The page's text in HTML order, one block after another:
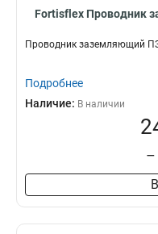
Fortisflex Проводник
Проводник заземляющий
Подробнее
Наличие: В наличии
–